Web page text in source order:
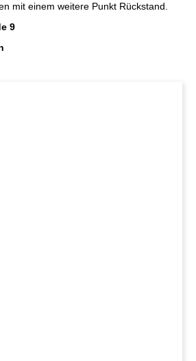
mit einem weitere Punkt Rückstand.
9